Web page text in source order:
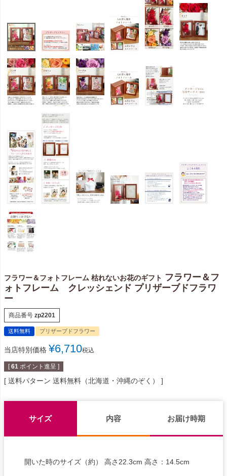
フラワー＆フォトフレーム 枯れないお花のギフト フラワー＆フ
ォトフレーム クレッシェンド プリザーブドフラワ
ー
商品番号 zp2201
送料無料 プリザーブドフラワー
当店特別価格 ¥6,710税込
[ 61 ポイント進呈 ]
送料パターン 送料無料（北海道・沖縄のぞく）
サイズ 内容 お届け時期
開いた時のサイズ（約） 高さ22.3cm 高さ：14.5cm